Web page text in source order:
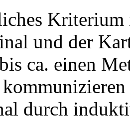
Kriterium
und der
ca. einen
durch